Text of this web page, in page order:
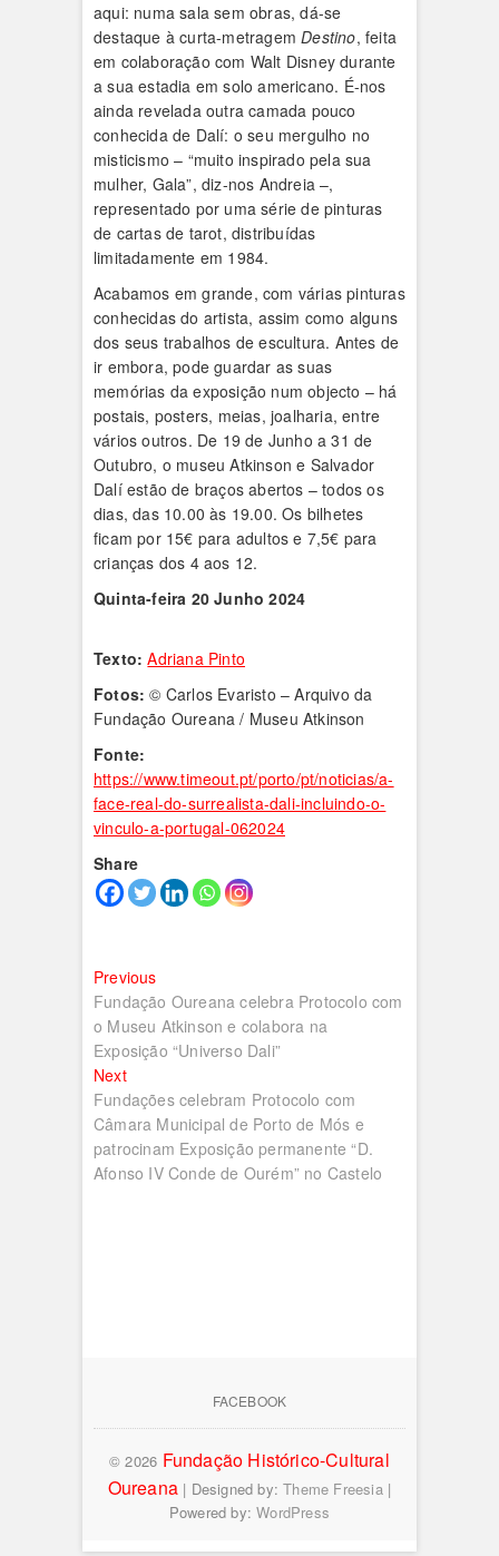
aqui: numa sala sem obras, dá-se
destaque à curta-metragemDestino, feita
em colaboração com Walt Disney durante
a sua estadia em solo americano. É-nos
ainda revelada outra camada pouco
conhecida de Dalí: o seu mergulho no
misticismo – “muito inspirado pela sua
mulher, Gala”, diz-nos Andreia –,
representado por uma série de pinturas
de cartas de tarot, distribuídas
limitadamente em 1984.
Acabamos em grande, com várias pinturas
conhecidas do artista, assim como alguns
dos seus trabalhos de escultura. Antes de
ir embora, pode guardar as suas
memórias da exposição num objecto – há
postais, posters, meias, joalharia, entre
vários outros. De 19 de Junho a 31 de
Outubro, o museu Atkinson e Salvador
Dalí estão de braços abertos – todos os
dias, das 10.00 às 19.00. Os bilhetes
ficam por 15€ para adultos e 7,5€ para
crianças dos 4 aos 12.
Quinta-feira 20 Junho 2024
Texto: Adriana Pinto
Fotos: © Carlos Evaristo – Arquivo da
Fundação Oureana / Museu Atkinson
Fonte:
https://www.timeout.pt/porto/pt/noticias/a-
face-real-do-surrealista-dali-incluindo-o-
vinculo-a-portugal-062024
Share
Navegação
de
artigos
PreviousPrevious
post:
Fundação Oureana celebra Protocolo com
o Museu Atkinson e colabora na
Exposição “Universo Dali”
NextNext
post:
Fundações celebram Protocolo com
Câmara Municipal de Porto de Mós e
patrocinam Exposição permanente “D.
Afonso IV Conde de Ourém” no Castelo
FACEBOOK
© 2026 Fundação Histórico-Cultural
Oureana | Designed by:Theme Freesia|
Powered by:WordPress